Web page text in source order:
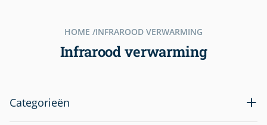
HOME /INFRAROOD VERWARMING
Infrarood verwarming
Categorieën